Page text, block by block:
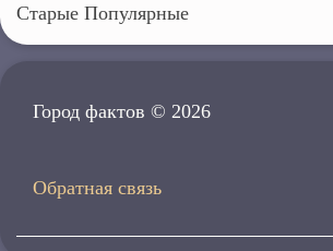
Старые Популярные
Город фактов © 2026
Обратная связь